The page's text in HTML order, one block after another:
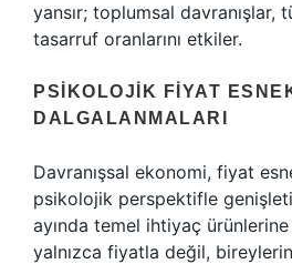
yansır; toplumsal davranışlar,
tasarruf oranlarını etkiler.
PSIKOLOJIK FIYAT
DALGALANMALARI
Davranışsal ekonomi, fiyat
psikolojik perspektifle
ayında temel ihtiyaç
yalnızca fiyatla değil,